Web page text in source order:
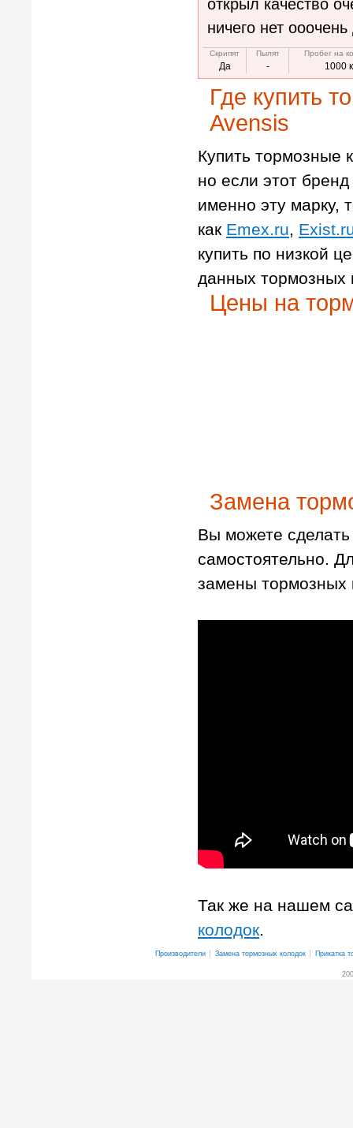
открыл качество
ничего нет
Скрипят
Да
Пылят
-
Пробег на
1000
Где купить
Avensis
Купить тормозные
но если этот
именно эту марку,
как Emex.ru,
купить по низкой
данных тормозных
Цены на
Замена
Вы можете
самостоятельно.
замены тормозных
Так же на нашем
колодок.
Производители Замена тормозных колодок Прикатка